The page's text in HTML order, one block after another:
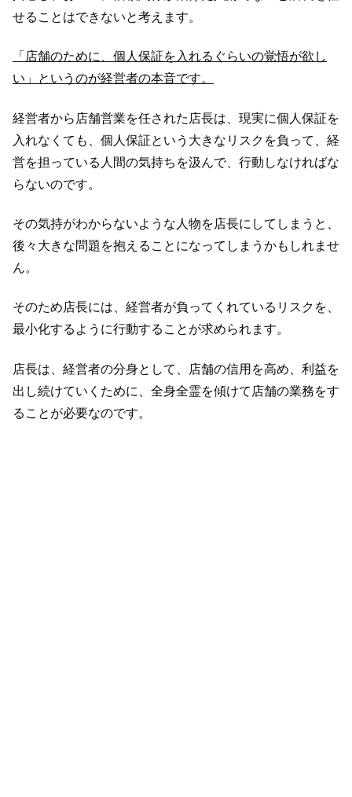
せることはできないと考えます。
「店舗のために、個人保証を入れるぐらいの覚悟が欲し
い」というのが経営者の本音です。
経営者から店舗営業を任された店長は、現実に個人保証を
入れなくても、個人保証という大きなリスクを負って、経
営を担っている人間の気持ちを汲んで、行動しなければな
らないのです。
その気持がわからないような人物を店長にしてしまうと、
後々大きな問題を抱えることになってしまうかもしれませ
ん。
そのため店長には、経営者が負ってくれているリスクを、
最小化するように行動することが求められます。
店長は、経営者の分身として、店舗の信用を高め、利益を
出し続けていくために、全身全霊を傾けて店舗の業務をす
ることが必要なのです。